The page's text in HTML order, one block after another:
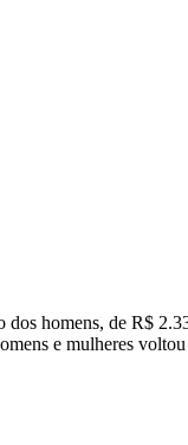
homens, de R$
e mulheres